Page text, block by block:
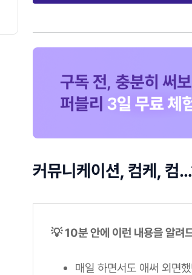
커뮤니케이션, 컴케, 컴
💡 10분 안에 이런 내용을 알려
매일 하면서도 애써 외면